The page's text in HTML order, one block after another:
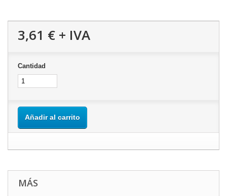
3,61 € + IVA
Cantidad
Añadir al carrito
MÁS